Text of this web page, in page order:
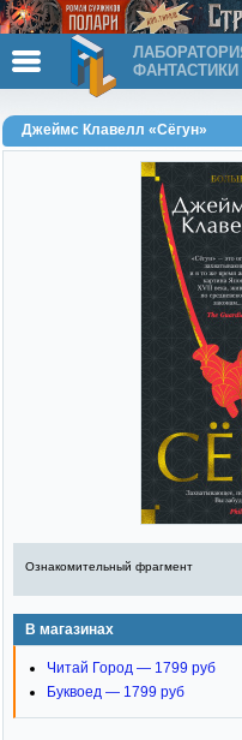
ФАНТАСТИКИ
Джеймс Клавелл «Сёгун»
Ознакомительный фрагмент
В магазинах
Читай Город — 1799 руб
Буквоед — 1799 руб